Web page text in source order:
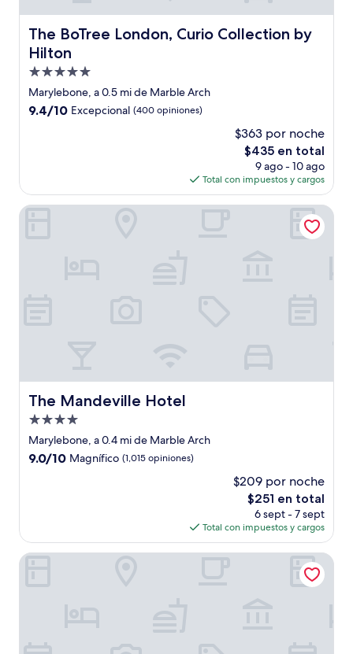
The BoTree London, Curio Collection by
Hilton
The BoTree London, Curio Collection by Hilton
Propiedad
de
5.0
Marylebone, a 0.5 mi de Marble Arch
9.4
9.4/10 Excepcional (400 opiniones)
$363 por noche
El
precio
actual
es
de
$435 en total
9 ago - 10 ago
Total con impuestos y cargos
The Mandeville Hotel
The Mandeville Hotel
Propiedad
de
4.0
Marylebone, a 0.4 mi de Marble Arch
9.0
9.0/10 Magnífico (1,015 opiniones)
$209 por noche
El
precio
actual
es
de
$251 en total
6 sept - 7 sept
Total con impuestos y cargos
The Mandeville Hotel
Claridge’s, Maybourne